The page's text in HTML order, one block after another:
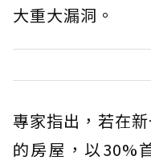
大重大漏洞。
專家指出，若在
的房屋，以30%